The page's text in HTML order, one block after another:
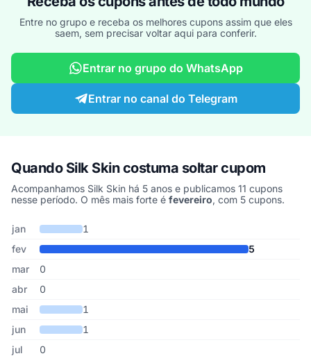
Entre no grupo e receba os melhores cupons assim que eles
saem, sem precisar voltar aqui para conferir.
Entrar no grupo do WhatsApp
Entrar no canal do Telegram
Quando Silk Skin costuma soltar cupom
Acompanhamos Silk Skin há 5 anos e publicamos 11 cupons
nesse período. O mês mais forte é fevereiro, com 5 cupons.
Cupons de Silk Skin publicados por mês, somando os últimos 5
Mês Cupons publicados
jan
1
fev
5
mar
0
abr
0
mai
1
jun
1
jul
0